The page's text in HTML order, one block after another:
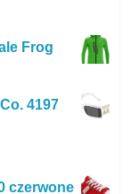
Frog
4197
czerwone